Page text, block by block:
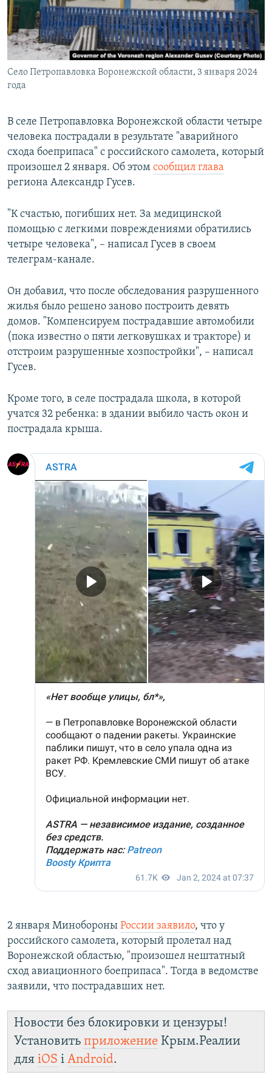
ПОБЕДИТЕЛЕЙ НЕ СУДЯТ?
КРЫМ.НЕПОКОРЕННЫЙ
УКРАИНСКАЯ ПРОБЛЕМА КРЫМА
ПРИСОЕДИНЯЙТЕСЬ!
Все сайты RFE/RL
Село Петропавловка Воронежской области, 3 января 2024
года
В селе Петропавловка Воронежской области четыре
человека пострадали в результате "аварийного
схода боеприпаса" с российского самолета, который
произошел 2 января. Об этом сообщил глава
региона Александр Гусев.
"К счастью, погибших нет. За медицинской
помощью с легкими повреждениями обратились
четыре человека", – написал Гусев в своем
телеграм-канале.
Он добавил, что после обследования разрушенного
жилья было решено заново построить девять
домов. "Компенсируем пострадавшие автомобили
(пока известно о пяти легковушках и тракторе) и
отстроим разрушенные хозпостройки", – написал
Гусев.
Кроме того, в селе пострадала школа, в которой
учатся 32 ребенка: в здании выбило часть окон и
пострадала крыша.
2 января Минобороны России заявило, что у
российского самолета, который пролетал над
Воронежской областью, "произошел нештатный
сход авиационного боеприпаса". Тогда в ведомстве
заявили, что пострадавших нет.
Новости без блокировки и цензуры!
Установить приложение Крым.Реалии
для iOS і Android.